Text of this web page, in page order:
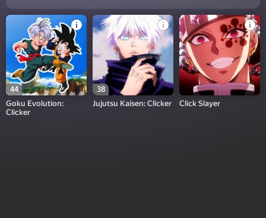
44
Goku Evolution:
Clicker
38
Jujutsu Kaisen: Clicker
Click Slayer